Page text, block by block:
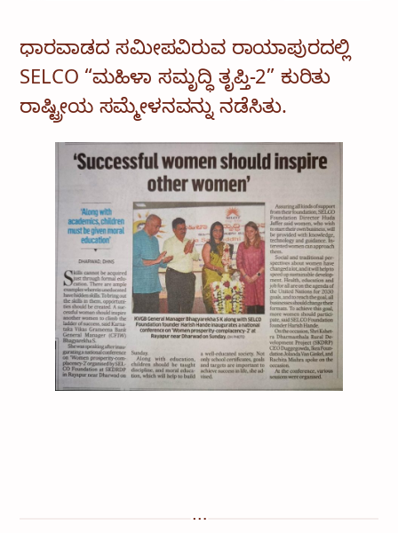
ಧಾರವಾಡದ ಸಮೀಪವಿರುವ ರಾಯಾಪುರದಲ್ಲಿ
SELCO “ಮಹಿಳಾ ಸಮೃದ್ಧಿ ತೃಪ್ತಿ-2” ಕುರಿತು
ರಾಷ್ಟ್ರೀಯ ಸಮ್ಮೇಳನವನ್ನು ನಡೆಸಿತು.